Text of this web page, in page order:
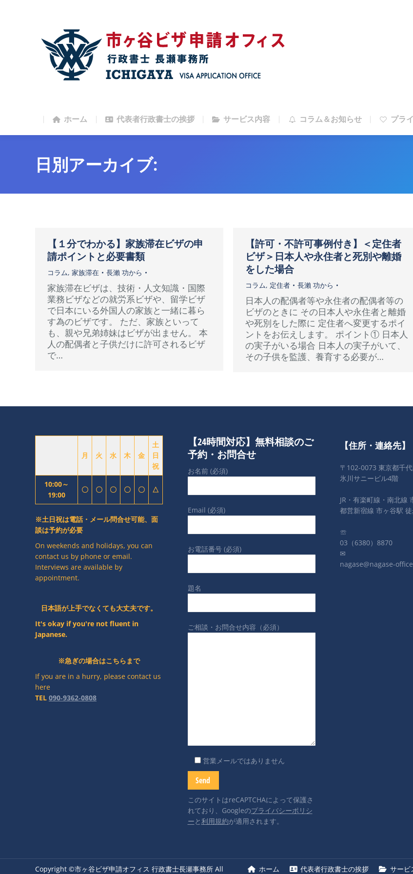
ホーム 代表者行政書士の挨拶 サービス内容 コラム＆お知らせ プラ
日別アーカイブ:
【１分でわかる】家族滞在ビザの申
請ポイントと必要書類
コラム, 家族滞在 長瀨 功から
家族滞在ビザは、技術・人文知識・国際
業務ビザなどの就労系ビザや、留学ビザ
で日本にいる外国人の家族と一緒に暮ら
す為のビザです。 ただ、家族といって
も、親や兄弟姉妹はビザが出ません。 本
人の配偶者と子供だけに許可されるビザ
で…
【許可・不許可事例付き】＜定住者
ビザ＞日本人や永住者と死別や離婚
をした場合
コラム, 定住者 長瀨 功から
日本人の配偶者等や永住者の配偶者等の
ビザのときに その日本人や永住者と離婚
や死別をした際に 定住者へ変更するポイ
ントをお伝えします。 ポイント① 日本人
の実子がいる場合 日本人の実子がいて、
その子供を監護、養育する必要が…
月 火 水 木 金
土
日
祝
10:00～
19:00
〇 〇 〇 〇 〇 △
※土日祝は電話・メール問合せ可能、面
談は予約が必要
On weekends and holidays, you can
contact us by phone or email.
Interviews are available by
appointment.
日本語が上手でなくても大丈夫です。
It's okay if you're not fluent in
Japanese.
※急ぎの場合はこちらまで
If you are in a hurry, please contact us
here
TEL 090‐9362‐0808
【24時間対応】無料相談のご
予約・お問合せ
お名前 (必須)
Email (必須)
お電話番号 (必須)
題名
ご相談・お問合せ内容（必須）
営業メールではありません
このサイトはreCAPTCHAによって保護さ
れており、Googleのプライバシーポリシ
ーと利用規約が適用されます。
【住所・連絡先】
〒102-0073 東京都千
氷川サニービル4階
JR・有楽町線・南北線
都営新宿線 市ヶ谷駅
☏
03（6380）8870
✉
nagase@nagase-
Copyright ©市ヶ谷ビザ申請オフィス 行政書士長瀬事務所 All
ホーム 代表者行政書士の挨拶 サービ